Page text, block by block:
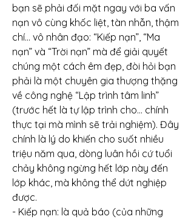
bạn sẽ phải đối mặt ngay với ba vấn
nạn vô cùng khốc liệt, tàn nhẫn, thậm
chí… vô nhân đạo: “Kiếp nạn”, “Ma
nạn” và “Trời nạn” mà để giải quyết
chúng một cách êm đẹp, đòi hỏi bạn
phải là một chuyên gia thượng thặng
về công nghệ “Lập trình tâm linh”
(trước hết là tự lập trình cho… chính
thực tại mà mình sẽ trải nghiệm). Đây
chính là lý do khiến cho suốt nhiều
triệu năm qua, dòng luân hồi cứ tuổi
chảy không ngừng hết lớp này đến
lớp khác, mà không thể dứt nghiệp
được.
- Kiếp nạn: là quả báo (của những